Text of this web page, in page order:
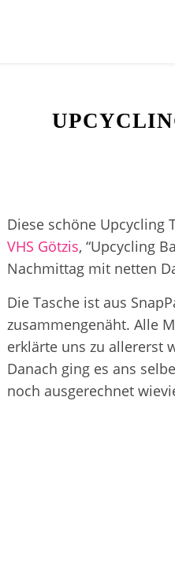
Diese schöne Upcycling
VHS Götzis, “Upcycling
Nachmittag mit netten
Die Tasche ist aus
zusammengenäht. Alle
erklärte uns zu allererst
Danach ging es ans
noch ausgerechnet